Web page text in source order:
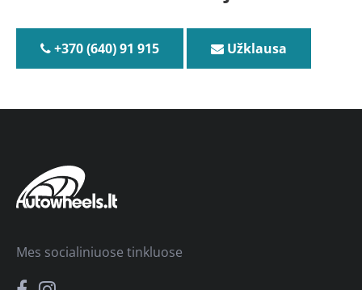
+370 (640) 91 915 Užklausa
Mes socialiniuose tinkluose